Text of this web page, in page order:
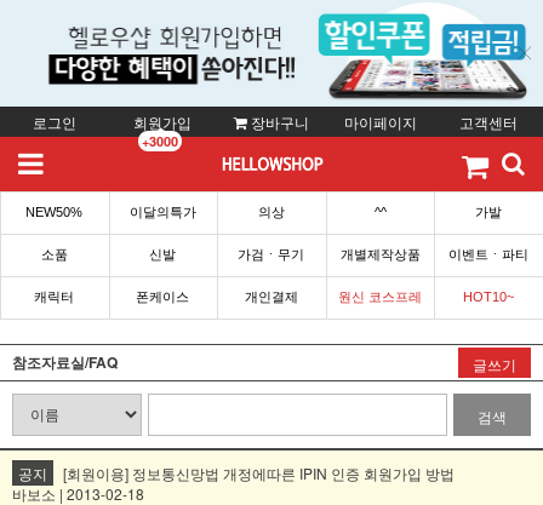
로그인 회원가입
+3000
장바구니 마이페이지 고객센터
NEW50% 이달의특가 의상 ^^ 가발
소품 신발 가검ㆍ무기 개별제작상품 이벤트ㆍ파티
캐릭터 폰케이스 개인결제 원신 코스프레 HOT10~
참조자료실/FAQ 글쓰기
검색
공지
[회원이용] 정보통신망법 개정에따른 IPIN 인증 회원가입 방법
바보소 | 2013-02-18